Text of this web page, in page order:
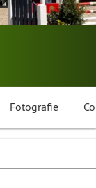
Fotografie